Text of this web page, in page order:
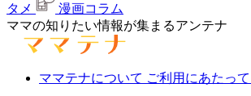
タメ
漫画コラム
ママの知りたい情報が集まるアンテナ
ママテナについて ご利用にあたって